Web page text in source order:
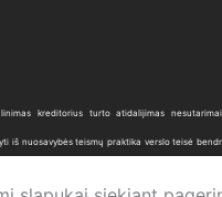
kreditorius turto atidalijimas
iš nuosavybės teismų praktika verslo teisė